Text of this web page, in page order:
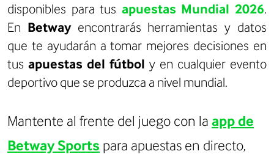
disponibles para tus apuestas Mundial 2026.
En Betwayencontrarás herramientas y datos
que te ayudarán a tomar mejores decisiones en
tus apuestas del fútbol y en cualquier evento
deportivo que se produzca a nivel mundial.
Mantente al frente del juego con la app de
Betway Sports para apuestas en directo,